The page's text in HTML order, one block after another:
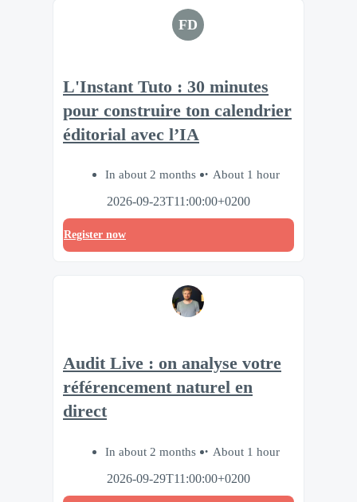
FD
L'Instant Tuto : 30 minutes
pour construire ton calendrier
éditorial avec l’IA
In about 2 months
About 1 hour
2026-09-23T11:00:00+0200
Register now
Audit Live : on analyse votre
référencement naturel en
direct
In about 2 months
About 1 hour
2026-09-29T11:00:00+0200